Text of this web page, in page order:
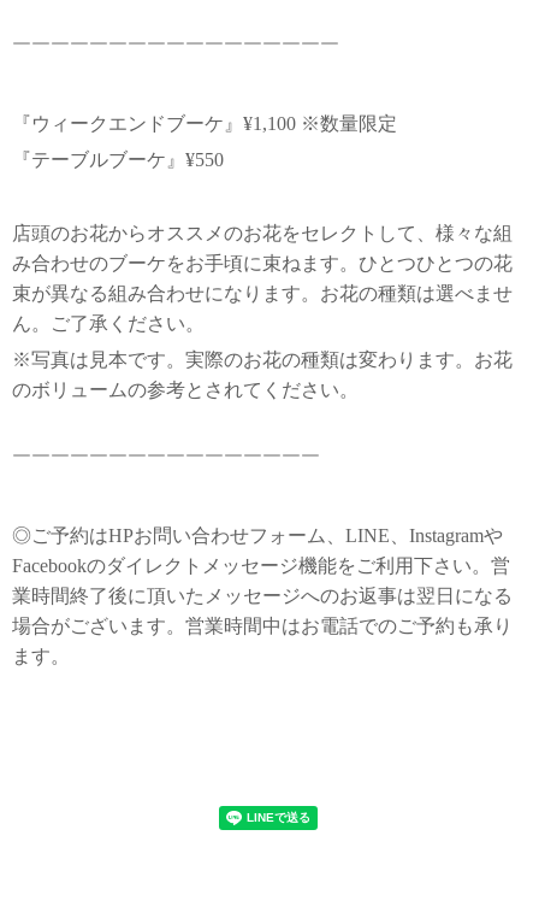
￣￣￣￣￣￣￣￣￣￣￣￣￣￣￣￣￣
『ウィークエンドブーケ』¥1,100 ※数量限定
『テーブルブーケ』¥550
店頭のお花からオススメのお花をセレクトして、様々な組
み合わせのブーケをお手頃に束ねます。ひとつひとつの花
束が異なる組み合わせになります。お花の種類は選べませ
ん。ご了承ください。
※写真は見本です。実際のお花の種類は変わります。お花
のボリュームの参考とされてください。
￣￣￣￣￣￣￣￣￣￣￣￣￣￣￣￣
◎ご予約はHPお問い合わせフォーム、LINE、Instagramや
Facebookのダイレクトメッセージ機能をご利用下さい。営
業時間終了後に頂いたメッセージへのお返事は翌日になる
場合がございます。営業時間中はお電話でのご予約も承り
ます。